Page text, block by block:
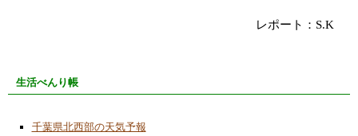
レポート：S.K
生活べんり帳
千葉県北西部の天気予報